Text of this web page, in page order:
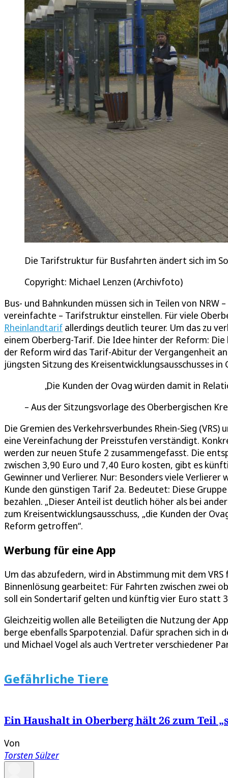
Die Tarifstruktur für Busfahrten ändert sich im
Copyright: Michael Lenzen (Archivfoto)
Bus- und Bahnkunden müssen sich in Teilen von NRW
vereinfachte – Tarifstruktur einstellen. Für viele
Rheinlandtarif allerdings deutlich teurer. Um das zu
einem Oberberg-Tarif. Die Idee hinter der Reform:
der Reform wird das Tarif-Abitur der Vergangenheit
jüngsten Sitzung des Kreisentwicklungsausschusses in
Die Kunden der Ovag würden damit in
Aus der Sitzungsvorlage des Oberbergischen
Die Gremien des Verkehrsverbundes Rhein-Sieg
eine Vereinfachung der Preisstufen verständigt.
werden zur neuen Stufe 2 zusammengefasst. Die
zwischen 3,90 Euro und 7,40 Euro kosten, gibt es
Gewinner und Verlierer. Nur: Besonders viele
Kunde den günstigen Tarif 2a. Bedeutet: Diese
bezahlen. „Dieser Anteil ist deutlich höher als bei
zum Kreisentwicklungsausschuss, „die Kunden der
Reform getroffen“.
Werbung für eine App
Um das abzufedern, wird in Abstimmung mit dem
Binnenlösung gearbeitet: Für Fahrten zwischen zwei
soll ein Sondertarif gelten und künftig vier Euro statt
Gleichzeitig wollen alle Beteiligten die Nutzung der
berge ebenfalls Sparpotenzial. Dafür sprachen sich in
und Michael Vogel als auch Vertreter verschiedener
Gefährliche Tiere
Ein Haushalt in Oberberg hält 26 zum Teil
Von
Torsten Sülzer